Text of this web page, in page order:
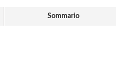
Sommario